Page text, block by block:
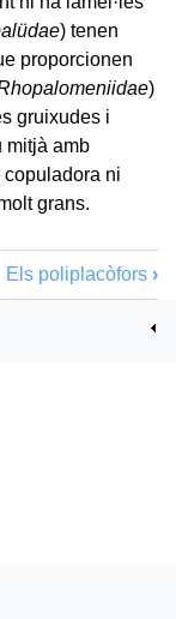
) tenen
proporcionen
)
gruixudes i
mitjà amb
ni
grans.
Els poliplacòfors ›